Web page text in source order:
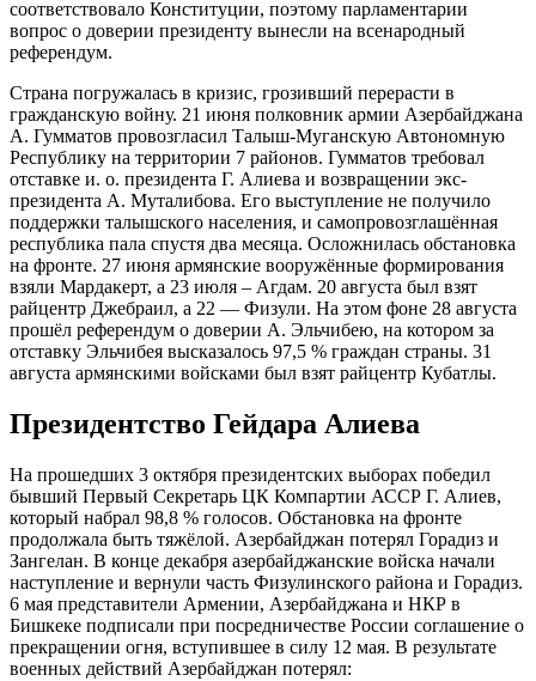
соответствовало Конституции, поэтому парламентарии
вопрос о доверии президенту вынесли на всенародный
референдум.
Страна погружалась в кризис, грозивший перерасти в
гражданскую войну. 21 июня полковник армии Азербайджана
А. Гумматов провозгласил Талыш-Муганскую Автономную
Республику на территории 7 районов. Гумматов требовал
отставке и. о. президента Г. Алиева и возвращении экс-
президента А. Муталибова. Его выступление не получило
поддержки талышского населения, и самопровозглашённая
республика пала спустя два месяца. Осложнилась обстановка
на фронте. 27 июня армянские вооружённые формирования
взяли Мардакерт, а 23 июля – Агдам. 20 августа был взят
райцентр Джебраил, а 22 — Физули. На этом фоне 28 августа
прошёл референдум о доверии А. Эльчибею, на котором за
отставку Эльчибея высказалось 97,5 % граждан страны. 31
августа армянскими войсками был взят райцентр Кубатлы.
Президентство Гейдара Алиева
На прошедших 3 октября президентских выборах победил
бывший Первый Секретарь ЦК Компартии АССР Г. Алиев,
который набрал 98,8 % голосов. Обстановка на фронте
продолжала быть тяжёлой. Азербайджан потерял Горадиз и
Зангелан. В конце декабря азербайджанские войска начали
наступление и вернули часть Физулинского района и Горадиз.
6 мая представители Армении, Азербайджана и НКР в
Бишкеке подписали при посредничестве России соглашение о
прекращении огня, вступившее в силу 12 мая. В результате
военных действий Азербайджан потерял: